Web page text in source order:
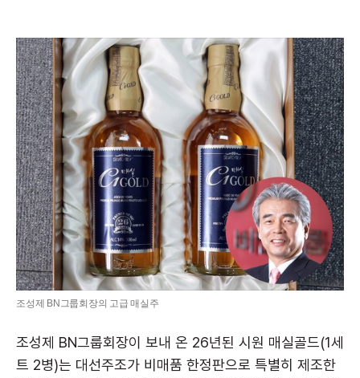
조성제 BN그룹회장의 고급 매실주
조성제 BN그룹회장이 보내 온 26년된 시원 매실골드(1세
트 2병)는 대선주조가 비매품 한정판으로 특별히 제조한